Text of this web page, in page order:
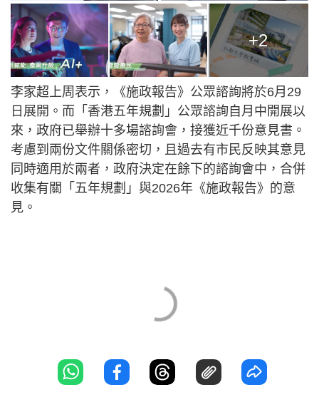
+2
李家超上周表示，《施政報告》公眾諮詢將於6月29
日展開。而「香港五年規劃」公眾諮詢自月中開展以
來，政府已舉辦十多場諮詢會，接獲近千份意見書。
考慮到兩份文件關係密切，且過去有市民反映其意見
同時適用於兩者，政府決定在餘下的諮詢會中，合併
收集有關「五年規劃」與2026年《施政報告》的意
見。